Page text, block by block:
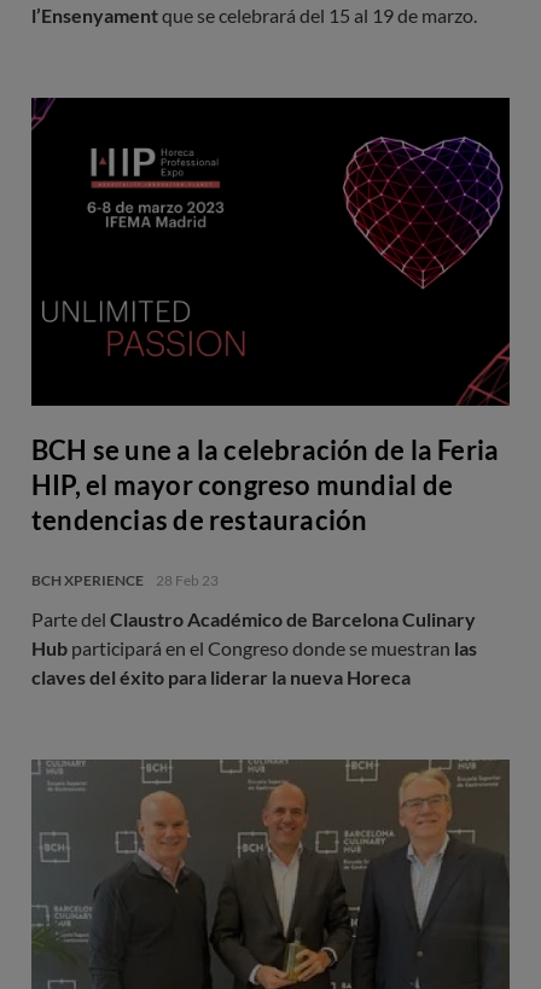
l’Ensenyamentque se celebrará del 15 al 19 de marzo.
BCH se une a la celebración de la Feria
HIP, el mayor congreso mundial de
tendencias de restauración
BCH XPERIENCE 28 Feb 23
Parte del Claustro Académico de Barcelona Culinary
Hub participará en el Congreso donde se muestran las
claves del éxito para liderar la nueva Horeca